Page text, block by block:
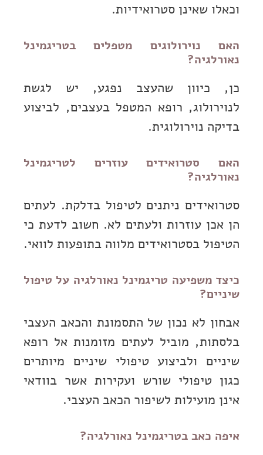
וכאלו שאינן סטרואידיות.
האם נוירולוגים מטפלים בטריגמינל
נאורלגיה?
כן, כיוון שהעצב נפגע, יש לגשת
לנוירולוג, רופא המטפל בעצבים, לביצוע
בדיקה נוירולוגית.
האם סטרואידים עוזרים לטריגמינל
נאורלגיה?
סטרואידים ניתנים לטיפול בדלקת. לעתים
הן אכן עוזרות ולעתים לא. חשוב לדעת כי
הטיפול בסטרואידים מלווה בתופעות לוואי.
כיצד משפיעה טריגמינל נאורלגיה על טיפול
שיניים?
אבחון לא נכון של התסמונת והכאב העצבי
בלסתות, מוביל לעתים מזומנות אל רופא
שיניים ולביצוע טיפולי שיניים מיותרים
כגון טיפולי שורש ועקירות אשר בוודאי
אינן מועילות לשיפור הכאב העצבי.
איפה כאב בטריגמינל נאורלגיה?